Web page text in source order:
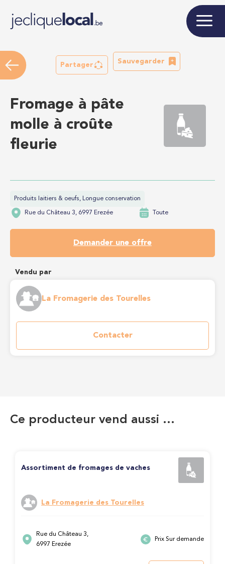
Partager
Sauvegarder
Fromage à pâte
molle à croûte
fleurie
Produits laitiers & oeufs, Longue conservation
Rue du Château 3, 6997 Erezée Toute
Demander une offre
Vendu par
La Fromagerie des Tourelles
Contacter
Ce producteur vend aussi …
Assortiment de fromages de vaches
La Fromagerie des Tourelles
Rue du Château 3,
6997 Erezée
Prix Sur demande